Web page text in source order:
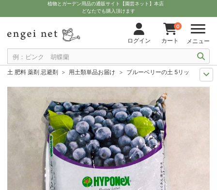
植物とガーデン用品の通販サイト【園芸ネット】本店
どなたでも購入頂けます
ログイン
0
カート メニュー
土 肥料 薬剤 忌避剤 用土類単品お届け
ブルーベリーの土 5リットル入り
人気のベリー
ブルーベリーのおすすめ資材
ブルーベリーの土 5リットル
11月中下旬予約
グッズ・資材
ブルーベリーの土 5リットル入り（培養土
12月上中旬予約
グッズ・資材 ブルーベリーの土 5リットル入り（培養土